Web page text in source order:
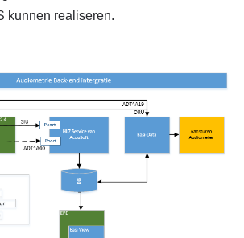
kunnen realiseren.